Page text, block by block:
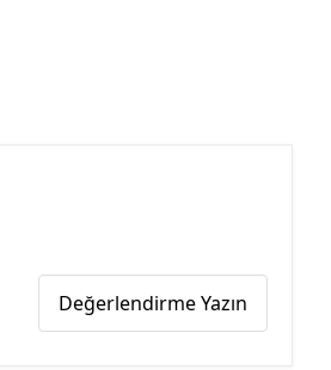
Değerlendirme Yazın